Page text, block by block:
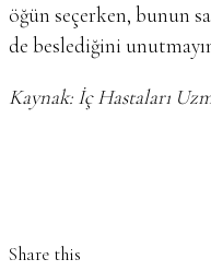
öğün seçerken, bunun
de beslediğini
Kaynak: İç Hastaları
Share this